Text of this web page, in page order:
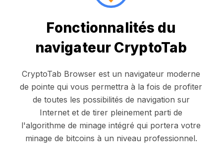
Fonctionnalités du
navigateur CryptoTab
CryptoTab Browser est un navigateur moderne
de pointe qui vous permettra à la fois de profiter
de toutes les possibilités de navigation sur
Internet et de tirer pleinement parti de
l'algorithme de minage intégré qui portera votre
minage de bitcoins à un niveau professionnel.